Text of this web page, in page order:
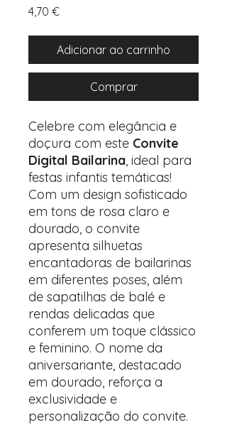
4,70 €Preço
Adicionar ao carrinho
Comprar
Celebre com elegância e
doçura com este Convite
Digital Bailarina, ideal para
festas infantis temáticas!
Com um design sofisticado
em tons de rosa claro e
dourado, o convite
apresenta silhuetas
encantadoras de bailarinas
em diferentes poses, além
de sapatilhas de balé e
rendas delicadas que
conferem um toque clássico
e feminino. O nome da
aniversariante, destacado
em dourado, reforça a
exclusividade e
personalização do convite.